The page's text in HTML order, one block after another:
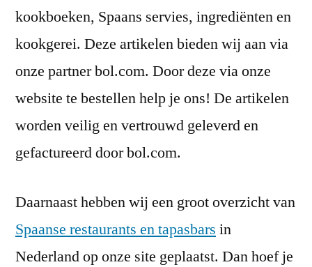
kookboeken, Spaans servies, ingrediënten en
kookgerei. Deze artikelen bieden wij aan via
onze partner bol.com. Door deze via onze
website te bestellen help je ons! De artikelen
worden veilig en vertrouwd geleverd en
gefactureerd door bol.com.
Daarnaast hebben wij een groot overzicht van
Spaanse restaurants en tapasbars in
Nederland op onze site geplaatst. Dan hoef je